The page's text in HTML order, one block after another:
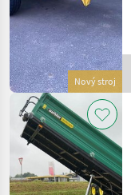
Nový stroj